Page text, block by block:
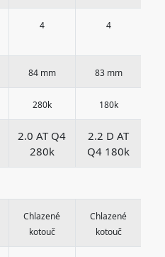
4 4
84 mm 83 mm
280k 180k
2.0 AT Q4
280k
2.2 D AT
Q4 180k
Chlazené
kotouč
Chlazené
kotouč